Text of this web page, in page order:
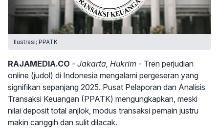
Ilustrasi; PPATK
RAJAMEDIA.CO - Jakarta, Hukrim - Tren perjudian
online (judol) di Indonesia mengalami pergeseran yang
signifikan sepanjang 2025. Pusat Pelaporan dan Analisis
Transaksi Keuangan (PPATK) mengungkapkan, meski
nilai deposit total anjlok, modus transaksi pemain justru
makin canggih dan sulit dilacak.